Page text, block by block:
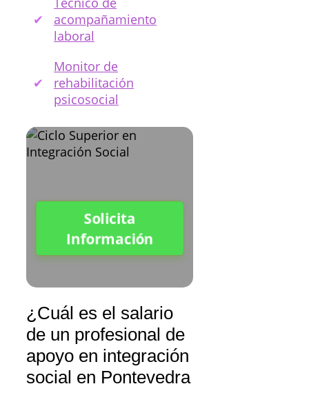
acompañamiento
laboral
Monitor de
rehabilitación
psicosocial
Solicita
Información
¿Cuál es el salario
de un profesional de
apoyo en integración
social en Pontevedra